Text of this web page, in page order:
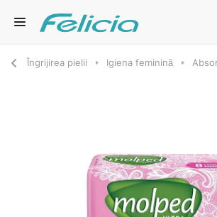
Îngrijirea pielii Igiena feminină